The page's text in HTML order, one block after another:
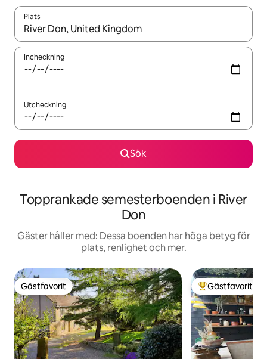
Plats
När resultaten är tillgängliga kan du navigera med upp- och
Incheckning
Utcheckning
Sök
Topprankade semesterboenden i River
Don
Gäster håller med: Dessa boenden har höga betyg för
plats, renlighet och mer.
Gästfavorit
Gästfavorit Populär
Gästfavorit